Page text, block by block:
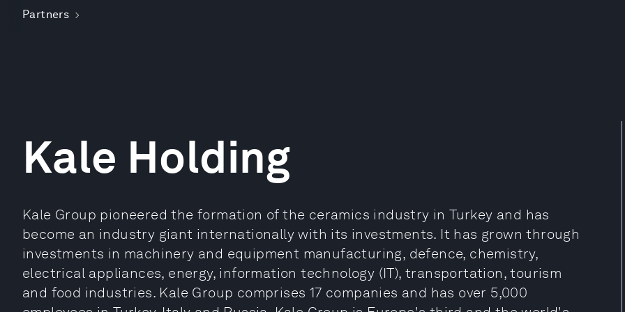
Partners
Kale Holding
Kale Group pioneered the formation of the ceramics industry in Turkey and has
become an industry giant internationally with its investments. It has grown through
investments in machinery and equipment manufacturing, defence, chemistry,
electrical appliances, energy, information technology (IT), transportation, tourism
and food industries. Kale Group comprises 17 companies and has over 5,000